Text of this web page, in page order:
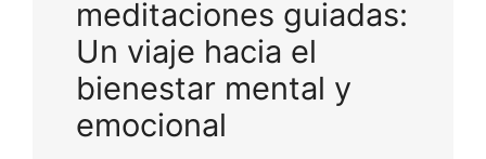
meditaciones guiadas:
Un viaje hacia el
bienestar mental y
emocional